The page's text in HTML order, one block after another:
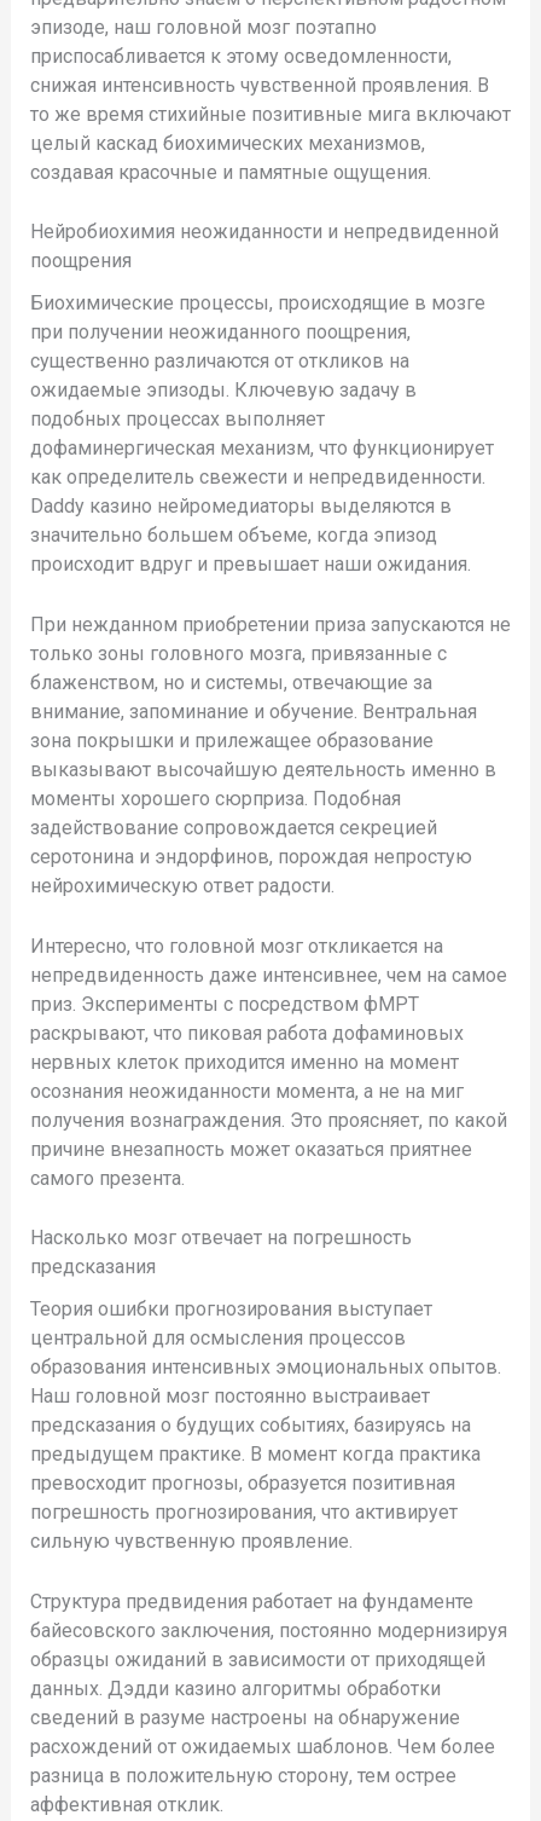
эпизоде, наш головной мозг поэтапно
приспосабливается к этому осведомленности,
снижая интенсивность чувственной проявления. В
то же время стихийные позитивные мига включают
целый каскад биохимических механизмов,
создавая красочные и памятные ощущения.
Нейробиохимия неожиданности и непредвиденной
поощрения
Биохимические процессы, происходящие в мозге
при получении неожиданного поощрения,
существенно различаются от откликов на
ожидаемые эпизоды. Ключевую задачу в
подобных процессах выполняет
дофаминергическая механизм, что функционирует
как определитель свежести и непредвиденности.
Daddy казино нейромедиаторы выделяются в
значительно большем объеме, когда эпизод
происходит вдруг и превышает наши ожидания.
При нежданном приобретении приза запускаются не
только зоны головного мозга, привязанные с
блаженством, но и системы, отвечающие за
внимание, запоминание и обучение. Вентральная
зона покрышки и прилежащее образование
выказывают высочайшую деятельность именно в
моменты хорошего сюрприза. Подобная
задействование сопровождается секрецией
серотонина и эндорфинов, порождая непростую
нейрохимическую ответ радости.
Интересно, что головной мозг откликается на
непредвиденность даже интенсивнее, чем на самое
приз. Эксперименты с посредством фМРТ
раскрывают, что пиковая работа дофаминовых
нервных клеток приходится именно на момент
осознания неожиданности момента, а не на миг
получения вознаграждения. Это проясняет, по какой
причине внезапность может оказаться приятнее
самого презента.
Насколько мозг отвечает на погрешность
предсказания
Теория ошибки прогнозирования выступает
центральной для осмысления процессов
образования интенсивных эмоциональных опытов.
Наш головной мозг постоянно выстраивает
предсказания о будущих событиях, базируясь на
предыдущем практике. В момент когда практика
превосходит прогнозы, образуется позитивная
погрешность прогнозирования, что активирует
сильную чувственную проявление.
Структура предвидения работает на фундаменте
байесовского заключения, постоянно модернизируя
образцы ожиданий в зависимости от приходящей
данных. Дэдди казино алгоритмы обработки
сведений в разуме настроены на обнаружение
расхождений от ожидаемых шаблонов. Чем более
разница в положительную сторону, тем острее
аффективная отклик.